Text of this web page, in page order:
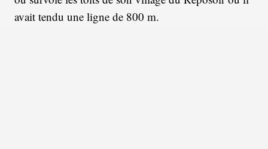
avait tendu une ligne de 800 m.